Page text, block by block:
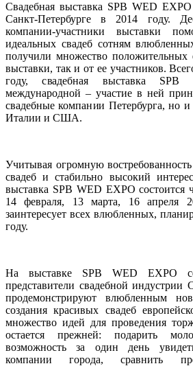
Свадебная выставка SPB WED EXPO
Санкт-Петербурге в 2014 году.
компании-участники выставки
идеальных свадеб сотням
получили множество положительных
выставки, так и от ее участников.
году, свадебная выставка
международной – участие в ней
свадебные компании Петербурга, но
Италии и США.
Учитывая огромную
свадеб и стабильно высокий
выставка SPB WED EXPO состоится
14 февраля, 13 марта, 16 апреля
заинтересует всех влюбленных,
году.
На выставке SPB WED EXPO
представители свадебной индустрии
продемонстрируют влюбленным
создания красивых свадеб
множество идей для проведения
остается прежней: подарить
возможность за один день
компании города, сравнить